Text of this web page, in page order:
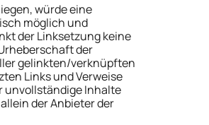
würde eine
möglich und
der Linksetzung keine
der
gelinkten/verknüpften
Links und Verweise
unvollständige Inhalte
der Anbieter der